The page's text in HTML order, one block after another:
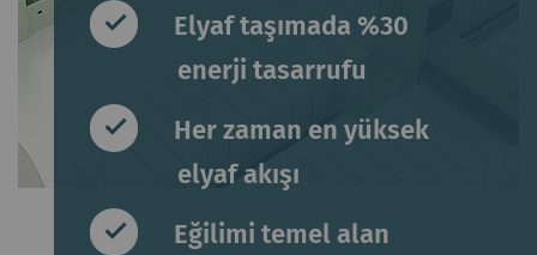
Elyaf taşımada %30
enerji tasarrufu
Her zaman en yüksek
elyaf akışı
Eğilimi temel alan